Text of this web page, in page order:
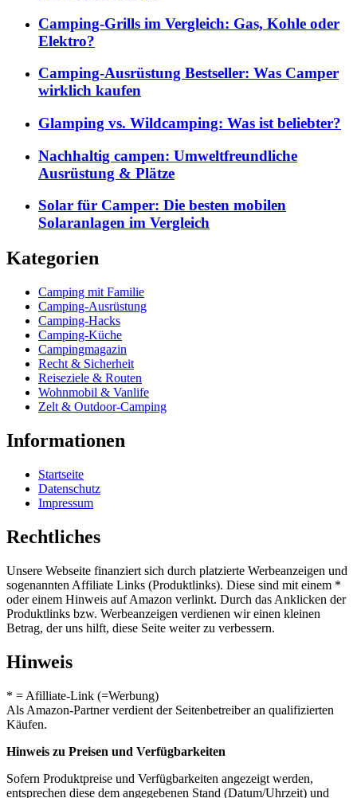
Camping-Grills im Vergleich: Gas, Kohle oder
Elektro?
Camping-Ausrüstung Bestseller: Was Camper
wirklich kaufen
Glamping vs. Wildcamping: Was ist beliebter?
Nachhaltig campen: Umweltfreundliche
Ausrüstung & Plätze
Solar für Camper: Die besten mobilen
Solaranlagen im Vergleich
Kategorien
Camping mit Familie
Camping-Ausrüstung
Camping-Hacks
Camping-Küche
Campingmagazin
Recht & Sicherheit
Reiseziele & Routen
Wohnmobil & Vanlife
Zelt & Outdoor-Camping
Informationen
Startseite
Datenschutz
Impressum
Rechtliches
Unsere Webseite finanziert sich durch platzierte Werbeanzeigen und
sogenannten Affiliate Links (Produktlinks). Diese sind mit einem *
oder einem Hinweis auf Amazon verlinkt. Durch das Anklicken der
Produktlinks bzw. Werbeanzeigen verdienen wir einen kleinen
Betrag, der uns hilft, diese Seite weiter zu verbessern.
Hinweis
* = Afilliate-Link (=Werbung)
Als Amazon-Partner verdient der Seitenbetreiber an qualifizierten
Käufen.
Hinweis zu Preisen und Verfügbarkeiten
Sofern Produktpreise und Verfügbarkeiten angezeigt werden,
entsprechen diese dem angegebenen Stand (Datum/Uhrzeit) und